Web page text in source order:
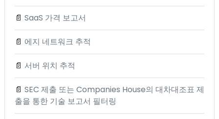
📄 SaaS 가격 보고서
📄 에지 네트워크 추적
📄 서버 위치 추적
📄 SEC 제출 또는 Companies House의 대차대조표 제
출을 통한 기술 보고서 필터링